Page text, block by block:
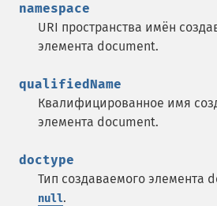
namespace
URI пространства имён
элемента document.
qualifiedName
Квалифицированное имя
элемента document.
doctype
Тип создаваемого элемента
null.